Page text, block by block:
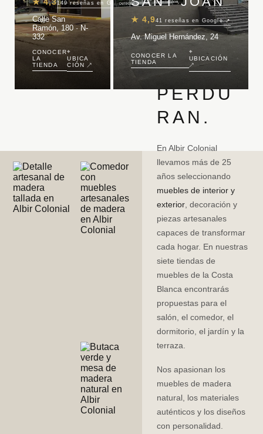
149reseñas en Google ↗
Calle San
Ramón, 180 · N-
332
CONOCER
LA
TIENDA
⌖
UBICA
CIÓN ↗
★ 4,941 reseñas en Google ↗
Av. Miguel Hernández, 24
CONOCER LA
TIENDA
⌖
UBICACIÓN
↗
ALMA.
HOGAR
ES QUE
PERDU
RAN.
En Albir Colonial
llevamos más de 25
años seleccionando
muebles de interior y
exterior, decoración y
piezas artesanales
capaces de transformar
cada hogar. En nuestras
siete tiendas de
muebles de la Costa
Blanca encontrarás
propuestas para el
salón, el comedor, el
dormitorio, el jardín y la
terraza.
Nos apasionan los
muebles de madera
natural, los materiales
auténticos y los diseños
con personalidad.